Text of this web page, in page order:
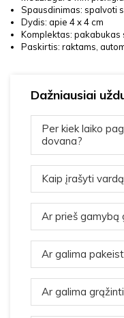
Spausdinimas: spalvoti
Dydis: apie 4 x 4 cm
Komplektas: pakabukas
Paskirtis: raktams,
Dažniausiai
Per kiek laiko
dovana?
Kaip įrašyti
Ar prieš gamybą
Ar galima
Ar galima